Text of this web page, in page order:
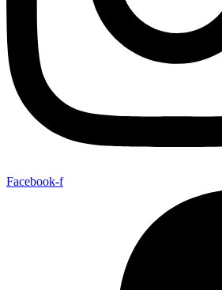
Facebook-f